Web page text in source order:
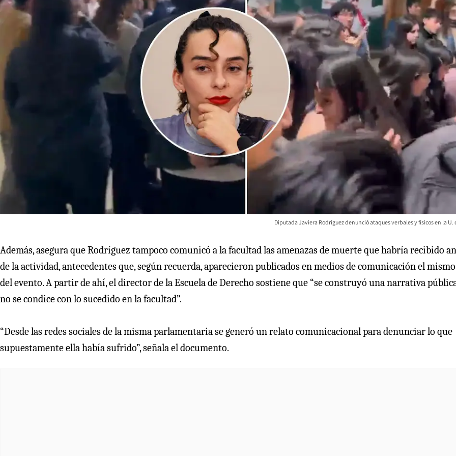
Diputada Javiera Rodríguez denunció ataques verbales y físicos en la U.
Además, asegura que Rodríguez tampoco comunicó a la facultad las amenazas de muerte que habría recibido
de la actividad, antecedentes que, según recuerda, aparecieron publicados en medios de comunicación el
del evento. A partir de ahí, el director de la Escuela de Derecho sostiene que “se construyó una narrativa
no se condice con lo sucedido en la facultad”.
“Desde las redes sociales de la misma parlamentaria se generó un relato comunicacional para denunciar lo que
supuestamente ella había sufrido”, señala el documento.